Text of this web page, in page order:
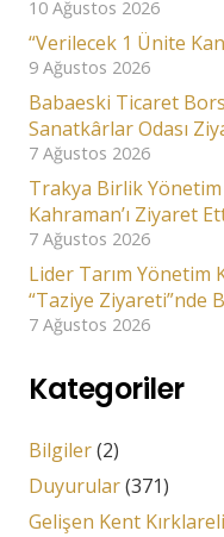
10 Ağustos 2026
“Verilecek 1 Ünite
9 Ağustos 2026
Babaeski Ticaret
Sanatkârlar Odası
7 Ağustos 2026
Trakya Birlik Yönetim
Kahraman’ı Ziyaret
7 Ağustos 2026
Lider Tarım Yönetim
“Taziye Ziyareti”nde
7 Ağustos 2026
Kategoriler
Bilgiler(2)
Duyurular(371)
Gelişen Kent Kırklareli